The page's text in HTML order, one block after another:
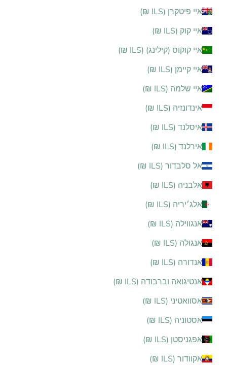
איי פיטקרן (ILS ₪)
איי קוק (ILS ₪)
איי קוקוס (קילינג) (ILS ₪)
איי קיימן (ILS ₪)
איי שלמה (ILS ₪)
אינדונזיה (ILS ₪)
איסלנד (ILS ₪)
אירלנד (ILS ₪)
אל סלבדור (ILS ₪)
אלבניה (ILS ₪)
אלג׳יריה (ILS ₪)
אנגווילה (ILS ₪)
אנגולה (ILS ₪)
אנדורה (ILS ₪)
אנטיגואה וברבודה (ILS ₪)
אסוואטיני (ILS ₪)
אסטוניה (ILS ₪)
אפגניסטן (ILS ₪)
אקוודור (ILS ₪)